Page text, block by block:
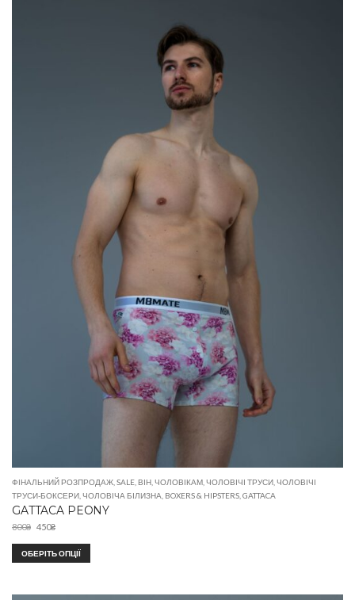
ФІНАЛЬНИЙ РОЗПРОДАЖ SALE ВІН ЧОЛОВІКАМ ЧОЛОВІЧІ ТРУСИ ЧОЛОВІЧІ
ТРУСИ-БОКСЕРИ ЧОЛОВІЧА БІЛИЗНА BOXERS & HIPSTERS GATTACA
GATTACA PEONY
800₴ 450₴
ОБЕРІТЬ ОПЦІЇ